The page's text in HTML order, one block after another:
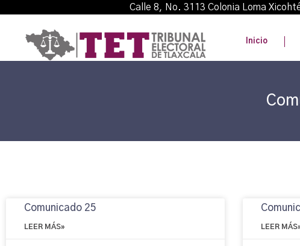
Calle 8, No. 3113 Colonia Loma
Inicio
Comunicado 25
LEER MÁS» LEER